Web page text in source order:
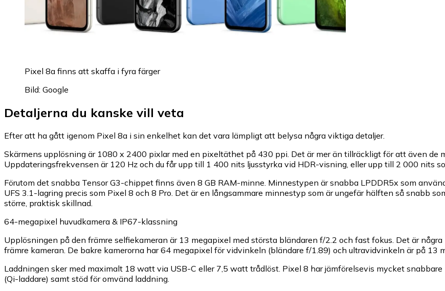
Pixel 8a finns att skaffa i fyra färger
Bild: Google
Detaljerna du kanske vill veta
Efter att ha gått igenom Pixel 8a i sin enkelhet kan det vara lämpligt att belysa några viktiga detaljer.
Skärmens upplösning är 1080 x 2400 pixlar med en pixeltäthet på 430 ppi. Det är mer än tillräckligt för att även de
Uppdateringsfrekvensen är 120 Hz och du får upp till 1 400 nits ljusstyrka vid HDR-visning, eller upp till 2 000 nits
Förutom det snabba Tensor G3-chippet finns även 8 GB RAM-minne. Minnestypen är snabba LPDDR5x som
UFS 3.1-lagring precis som Pixel 8 och 8 Pro. Det är en långsammare minnestyp som är ungefär hälften så snabb
större, praktisk skillnad.
64-megapixel huvudkamera & IP67-klassning
Upplösningen på den främre selfiekameran är 13 megapixel med största bländaren f/2.2 och fast fokus. Det är
främre kameran. De bakre kamerorna har 64 megapixel för vidvinkeln (bländare f/1.89) och ultravidvinkeln är på 13
Laddningen sker med maximalt 18 watt via USB-C eller 7,5 watt trådlöst. Pixel 8 har jämförelsevis mycket
(Qi-laddare) samt stöd för omvänd laddning.